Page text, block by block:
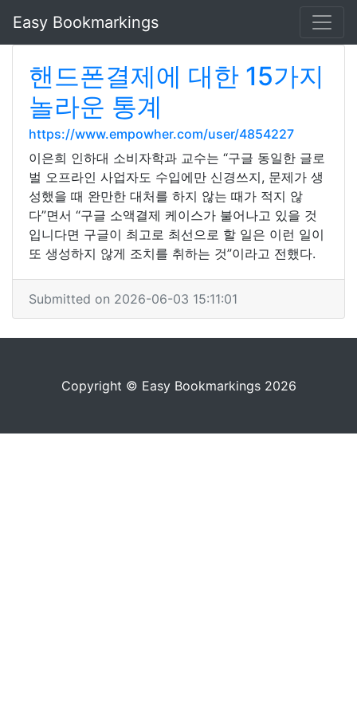
Easy Bookmarkings
핸드폰결제에 대한 15가지
놀라운 통계
https://www.empowher.com/user/4854227
이은희 인하대 소비자학과 교수는 “구글 동일한 글로
벌 오프라인 사업자도 수입에만 신경쓰지, 문제가 생
성했을 때 완만한 대처를 하지 않는 때가 적지 않
다”면서 “구글 소액결제 케이스가 불어나고 있을 것
입니다면 구글이 최고로 최선으로 할 일은 이런 일이
또 생성하지 않게 조치를 취하는 것”이라고 전했다.
Submitted on 2026-06-03 15:11:01
Copyright © Easy Bookmarkings 2026